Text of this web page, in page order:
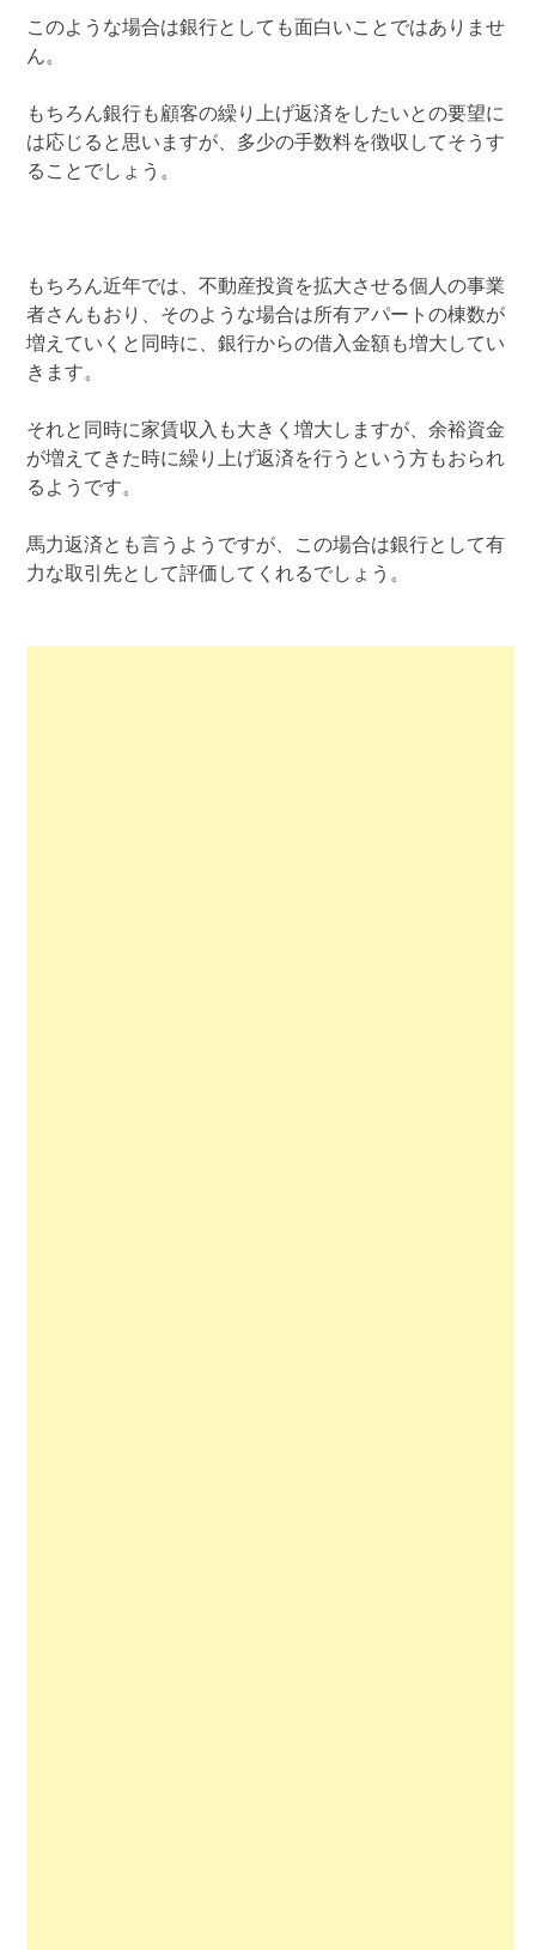
このような場合は銀行としても面白いことではありませ
ん。
もちろん銀行も顧客の繰り上げ返済をしたいとの要望に
は応じると思いますが、多少の手数料を徴収してそうす
ることでしょう。
もちろん近年では、不動産投資を拡大させる個人の事業
者さんもおり、そのような場合は所有アパートの棟数が
増えていくと同時に、銀行からの借入金額も増大してい
きます。
それと同時に家賃収入も大きく増大しますが、余裕資金
が増えてきた時に繰り上げ返済を行うという方もおられ
るようです。
馬力返済とも言うようですが、この場合は銀行として有
力な取引先として評価してくれるでしょう。